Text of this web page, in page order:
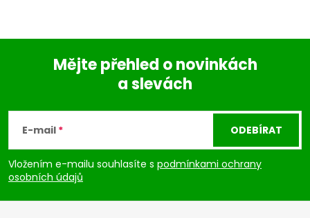
p
a
Mějte přehled o novinkách
a slevách
E-mail
Vložením e-mailu souhlasíte s podmínkami ochrany
osobních údajů
ODEBÍRAT